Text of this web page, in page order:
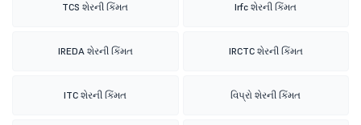
TCS શેરની કિંમત Irfc શેરની કિંમત
IREDA શેરની કિંમત IRCTC શેરની કિંમત
ITC શેરની કિંમત વિપ્રો શેરની કિંમત